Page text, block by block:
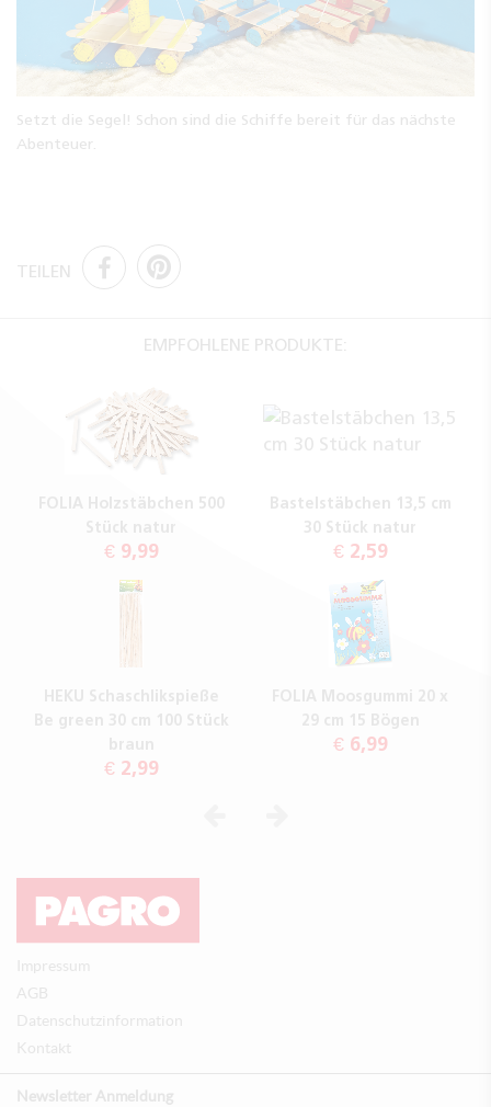
Setzt die Segel! Schon sind die Schiffe bereit für das nächste
Abenteuer.
TEILEN
EMPFOHLENE PRODUKTE:
FOLIA Holzstäbchen 500
€ 9,99
Bastelstäbchen 13,5 cm
30 Stück natur
€ 2,59
€ 2,99
€ 6,99
Impressum
AGB
Datenschutzinformation
Kontakt
Newsletter Anmeldung